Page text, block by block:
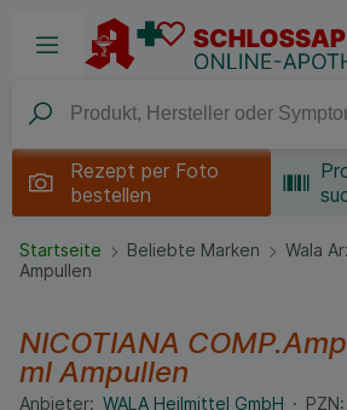
Rezept per Foto
bestellen
Startseite Beliebte Marken Wala
Ampullen
NICOTIANA
mlAmpullen
Anbieter: WALA Heilmittel GmbH PZN: